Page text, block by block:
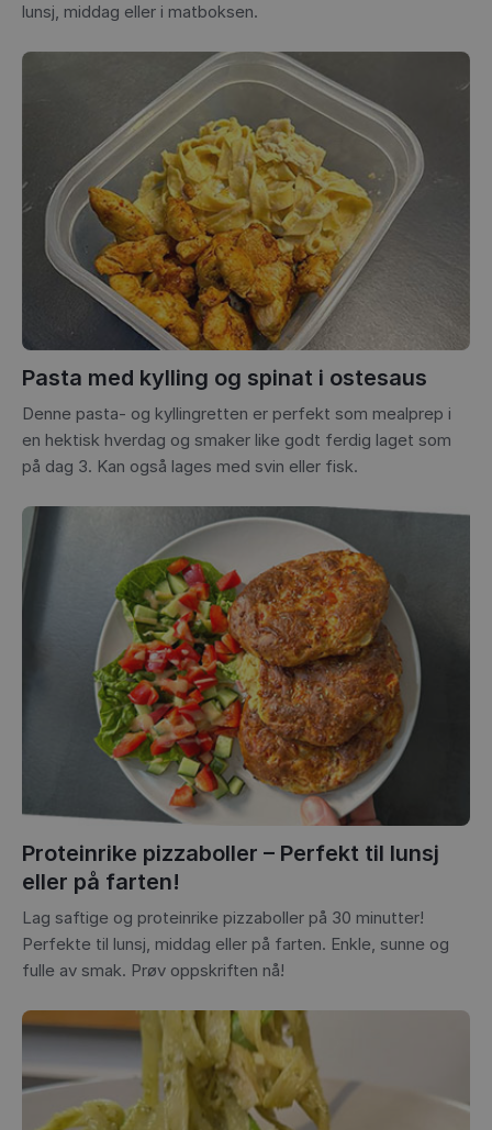
lunsj, middag eller i matboksen.
Pasta med kylling og spinat i ostesaus
Denne pasta- og kyllingretten er perfekt som mealprep i
en hektisk hverdag og smaker like godt ferdig laget som
på dag 3. Kan også lages med svin eller fisk.
Proteinrike pizzaboller – Perfekt til lunsj
eller på farten!
Lag saftige og proteinrike pizzaboller på 30 minutter!
Perfekte til lunsj, middag eller på farten. Enkle, sunne og
fulle av smak. Prøv oppskriften nå!